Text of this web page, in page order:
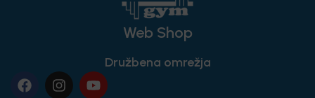
Web Shop
Družbena omrežja